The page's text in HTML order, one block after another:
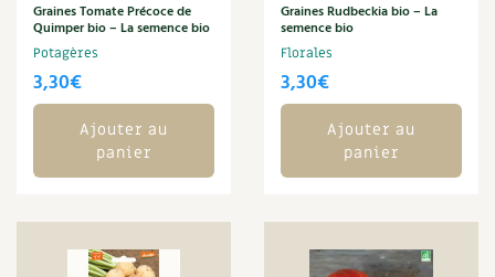
Graines Tomate Précoce de
Quimper bio – La semence bio
Potagères
3,30€
Ajouter au
panier
Graines Rudbeckia bio – La
semence bio
Florales
3,30€
Ajouter au
panier